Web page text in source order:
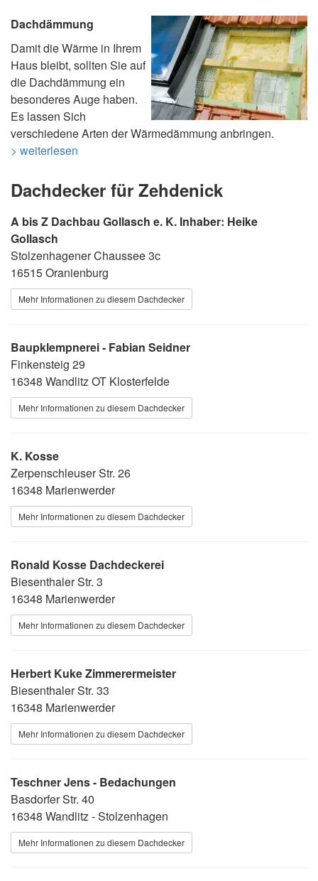
Dachdämmung
Damit die Wärme in Ihrem
Haus bleibt, sollten Sie auf
die Dachdämmung ein
besonderes Auge haben.
Es lassen Sich
verschiedene Arten der Wärmedämmung anbringen.
> weiterlesen
Dachdecker für Zehdenick
A bis Z Dachbau Gollasch e. K. Inhaber: Heike
Gollasch
Stolzenhagener Chaussee 3c
16515 Oranienburg
Mehr Informationen zu diesem Dachdecker
Baupklempnerei - Fabian Seidner
Finkensteig 29
16348 Wandlitz OT Klosterfelde
Mehr Informationen zu diesem Dachdecker
K. Kosse
Zerpenschleuser Str. 26
16348 Marienwerder
Mehr Informationen zu diesem Dachdecker
Ronald Kosse Dachdeckerei
Biesenthaler Str. 3
16348 Marienwerder
Mehr Informationen zu diesem Dachdecker
Herbert Kuke Zimmerermeister
Biesenthaler Str. 33
16348 Marienwerder
Mehr Informationen zu diesem Dachdecker
Teschner Jens - Bedachungen
Basdorfer Str. 40
16348 Wandlitz - Stolzenhagen
Mehr Informationen zu diesem Dachdecker